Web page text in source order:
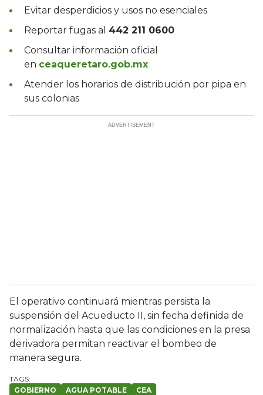
Evitar desperdicios y usos no esenciales
Reportar fugas al 442 211 0600
Consultar información oficial
en ceaqueretaro.gob.mx
Atender los horarios de distribución por pipa en
sus colonias
El operativo continuará mientras persista la
suspensión del Acueducto II, sin fecha definida de
normalización hasta que las condiciones en la presa
derivadora permitan reactivar el bombeo de
manera segura.
GOBIERNO AGUA POTABLE CEA